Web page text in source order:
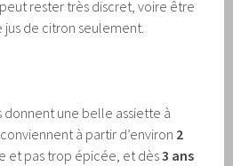
rester très discret, voire être
de citron seulement.
donnent une belle assiette à
à partir d’environ 2
et pas trop épicée, et dès3 ans